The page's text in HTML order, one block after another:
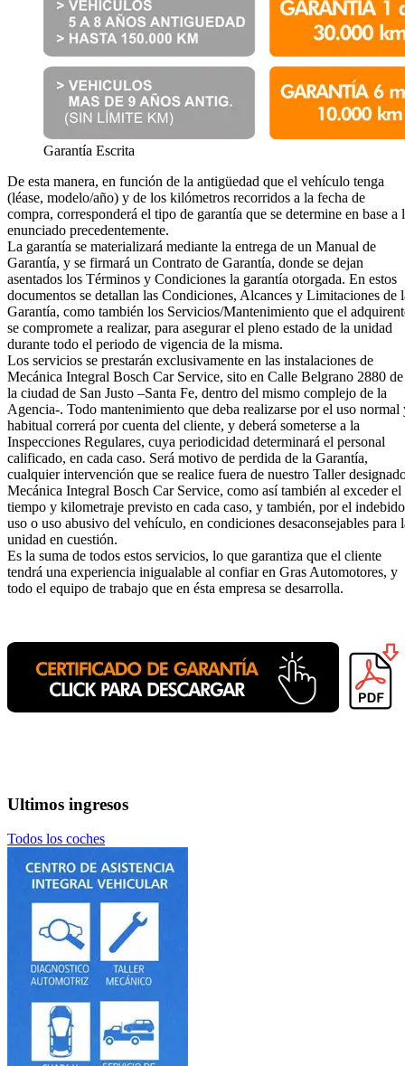
Garantía Escrita
De esta manera, en función de la antigüedad que el vehículo tenga
(léase, modelo/año) y de los kilómetros recorridos a la fecha de
compra, corresponderá el tipo de garantía que se determine en base a
enunciado precedentemente.
La garantía se materializará mediante la entrega de un Manual de
Garantía, y se firmará un Contrato de Garantía, donde se dejan
asentados los Términos y Condiciones la garantía otorgada. En estos
documentos se detallan las Condiciones, Alcances y Limitaciones de
Garantía, como también los Servicios/Mantenimiento que el
se compromete a realizar, para asegurar el pleno estado de la unidad
durante todo el periodo de vigencia de la misma.
Los servicios se prestarán exclusivamente en las instalaciones de
Mecánica Integral Bosch Car Service, sito en Calle Belgrano 2880 de
la ciudad de San Justo –Santa Fe, dentro del mismo complejo de la
Agencia-. Todo mantenimiento que deba realizarse por el uso normal
habitual correrá por cuenta del cliente, y deberá someterse a la
Inspecciones Regulares, cuya periodicidad determinará el personal
calificado, en cada caso. Será motivo de perdida de la Garantía,
cualquier intervención que se realice fuera de nuestro Taller
Mecánica Integral Bosch Car Service, como así también al exceder el
tiempo y kilometraje previsto en cada caso, y también, por el indebido
uso o uso abusivo del vehículo, en condiciones desaconsejables para
unidad en cuestión.
Es la suma de todos estos servicios, lo que garantiza que el cliente
tendrá una experiencia inigualable al confiar en Gras Automotores, y
todo el equipo de trabajo que en ésta empresa se desarrolla.
Ultimos ingresos
Todos los coches